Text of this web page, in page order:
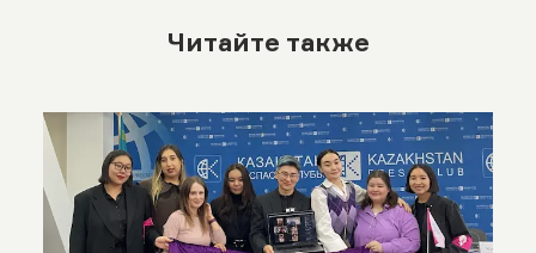
Читайте также